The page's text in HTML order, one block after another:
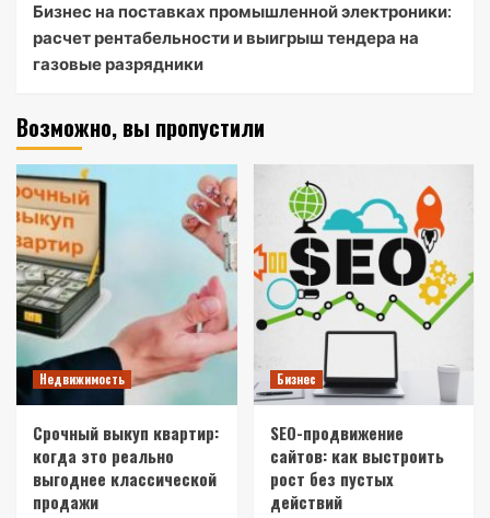
Бизнес на поставках промышленной электроники:
расчет рентабельности и выигрыш тендера на
газовые разрядники
Возможно, вы пропустили
Недвижимость
Срочный выкуп квартир:
когда это реально
выгоднее классической
продажи
Бизнес
SEO-продвижение
сайтов: как выстроить
рост без пустых
действий